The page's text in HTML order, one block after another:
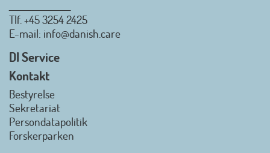
Danish.Care - Branchen for
hjælpemidler og
Danish.Care fra den 01. juli 2026
officielt kan kalde sig for
medlemsforening i DI - Dansk
Tlf. +45 3254 2425
E-mail: info@danish.care
DI Service
Kontakt
Bestyrelse
Sekretariat
Persondatapolitik
Forskerparken